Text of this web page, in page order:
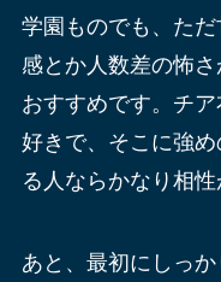
学園ものでも、た
感とか人数差の怖
おすすめです。チ
好きで、そこに強
る人ならかなり相性
あと、最初にしっ